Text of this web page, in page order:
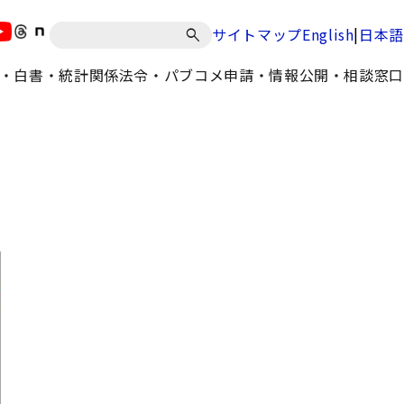
サイトマップEnglish|日本語
白書・統計関係法令・パブコメ申請・情報公開・相談窓口